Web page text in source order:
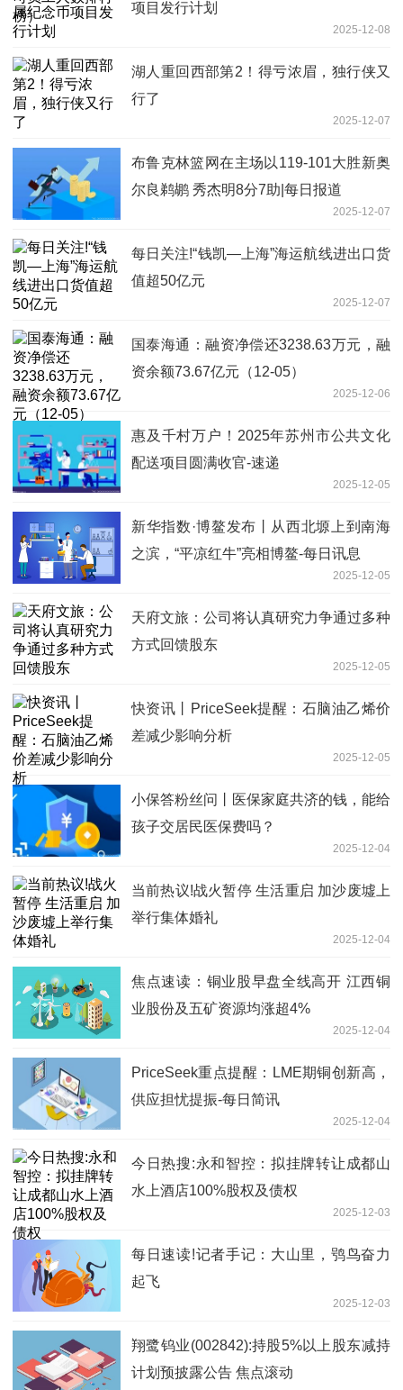
项目发行计划
2025-12-08
湖人重回西部第2！得亏浓眉，独行侠又
行了
2025-12-07
布鲁克林篮网在主场以119-101大胜新奥
尔良鹈鹕 秀杰明8分7助|每日报道
2025-12-07
每日关注!“钱凯—上海”海运航线进出口货
值超50亿元
2025-12-07
国泰海通：融资净偿还3238.63万元，融
资余额73.67亿元（12-05）
2025-12-06
惠及千村万户！2025年苏州市公共文化
配送项目圆满收官-速递
2025-12-05
新华指数·博鳌发布丨从西北塬上到南海
之滨，“平凉红牛”亮相博鳌-每日讯息
2025-12-05
天府文旅：公司将认真研究力争通过多种
方式回馈股东
2025-12-05
快资讯丨PriceSeek提醒：石脑油乙烯价
差减少影响分析
2025-12-05
小保答粉丝问丨医保家庭共济的钱，能给
孩子交居民医保费吗？
2025-12-04
当前热议!战火暂停 生活重启 加沙废墟上
举行集体婚礼
2025-12-04
焦点速读：铜业股早盘全线高开 江西铜
业股份及五矿资源均涨超4%
2025-12-04
PriceSeek重点提醒：LME期铜创新高，
供应担忧提振-每日简讯
2025-12-04
今日热搜:永和智控：拟挂牌转让成都山
水上酒店100%股权及债权
2025-12-03
每日速读!记者手记：大山里，鸮鸟奋力
起飞
2025-12-03
翔鹭钨业(002842):持股5%以上股东减持
计划预披露公告 焦点滚动